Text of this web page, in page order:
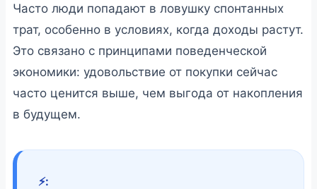
Часто люди попадают в ловушку спонтанных
трат, особенно в условиях, когда доходы растут.
Это связано с принципами поведенческой
экономики: удовольствие от покупки сейчас
часто ценится выше, чем выгода от накопления
в будущем.
⚡️: